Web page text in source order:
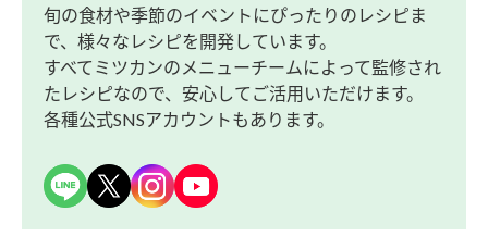
旬の食材や季節のイベントにぴったりのレシピま
で、様々なレシピを開発しています。
すべてミツカンのメニューチームによって監修され
たレシピなので、安心してご活用いただけます。
各種公式SNSアカウントもあります。